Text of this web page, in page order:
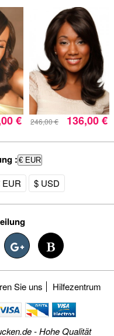
€ 246,00 € 136,00 €
:€ EUR
EUR $ USD
Sie uns Hilfezentrum
- Hohe Qualität